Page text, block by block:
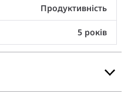
Продуктивність
5 років